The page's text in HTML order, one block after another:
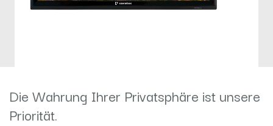
Caratec Vision CAV190P-D
Die Wahrung Ihrer Privatsphäre ist unsere
Priorität.